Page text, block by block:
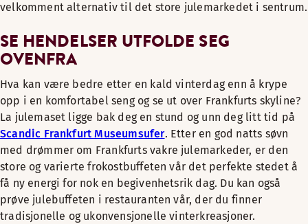
velkomment alternativ til det store julemarkedet i sentrum.
SE HENDELSER UTFOLDE SEG
OVENFRA
Hva kan være bedre etter en kald vinterdag enn å krype
opp i en komfortabel seng og se ut over Frankfurts skyline?
La julemaset ligge bak deg en stund og unn deg litt tid på
Scandic Frankfurt Museumsufer. Etter en god natts søvn
med drømmer om Frankfurts vakre julemarkeder, er den
store og varierte frokostbuffeten vår det perfekte stedet å
få ny energi for nok en begivenhetsrik dag. Du kan også
prøve julebuffeten i restauranten vår, der du finner
tradisjonelle og ukonvensjonelle vinterkreasjoner.